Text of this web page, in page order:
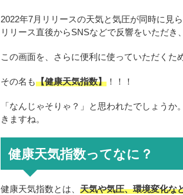
2022年7月リリースの天気と気圧が同時に見
リリース直後からSNSなどで反響をいただき
この画面を、さらに便利に使っていただくた
その名も【健康天気指数】 ！！！
「なんじゃそりゃ？」と思われたでしょう
きますね。
健康天気指数ってなに？
健康天気指数とは、 天気や気圧、環境変化な